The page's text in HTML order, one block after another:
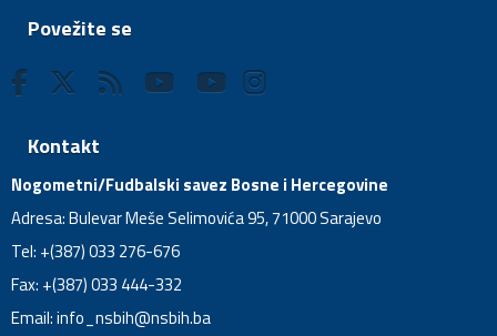
Povežite se
Kontakt
Nogometni/Fudbalski savez Bosne i Hercegovine
Adresa: Bulevar Meše Selimovića 95, 71000 Sarajevo
Tel: +(387) 033 276-676
Fax: +(387) 033 444-332
Email:info_nsbih@nsbih.ba